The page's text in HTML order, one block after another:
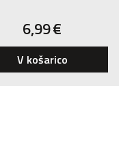
6,99€
V košarico